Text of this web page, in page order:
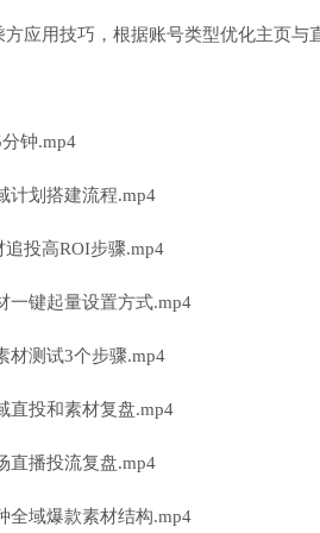
应用技巧，根据账号类型优化主页与
钟.mp4
计划搭建流程.mp4
追投高ROI步骤.mp4
一键起量设置方式.mp4
材测试3个步骤.mp4
直投和素材复盘.mp4
直播投流复盘.mp4
全域爆款素材结构.mp4